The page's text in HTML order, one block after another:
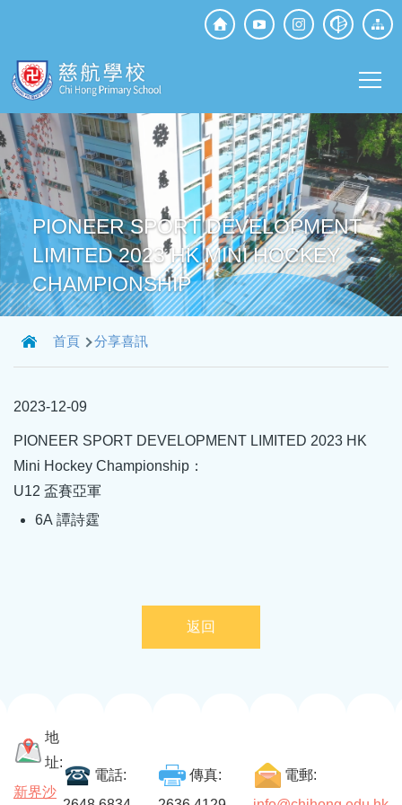
Top
Social
PIONEER SPORT DEVELOPMENT
LIMITED 2023 HK MINI HOCKEY
CHAMPIONSHIP
導
航
首頁 分享喜訊
2023-12-09
PIONEER SPORT DEVELOPMENT LIMITED 2023 HK
Mini Hockey Championship：
U12 盃賽亞軍
6A 譚詩霆
返回
地
址:
新界沙
電話:
傳真:
電郵: